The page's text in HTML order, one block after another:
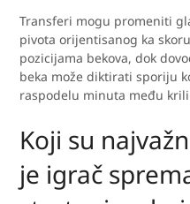
Transferi mogu promeniti
pivota orijentisanog ka
pozicijama bekova, dok
beka može diktirati sporiju
raspodelu minuta među
Koji su
je igrač